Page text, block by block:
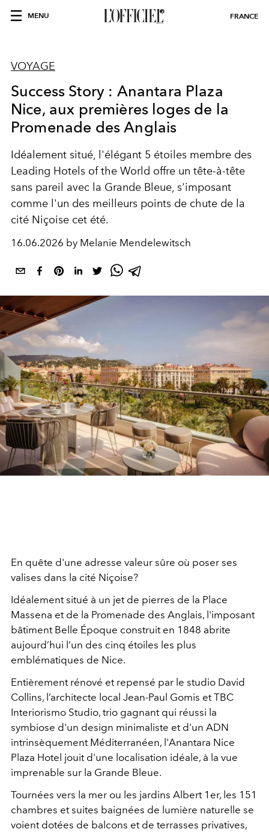
MENU FRANCE
VOYAGE
Success Story : Anantara Plaza
Nice, aux premières loges de la
Promenade des Anglais
Idéalement situé, l'élégant 5 étoiles membre des
Leading Hotels of the World offre un tête-à-tête
sans pareil avec la Grande Bleue, s'imposant
comme l'un des meilleurs points de chute de la
cité Niçoise cet été.
16.06.2026 by Melanie Mendelewitsch
En quête d'une adresse valeur sûre où poser ses
valises dans la cité Niçoise?
Idéalement situé à un jet de pierres de la Place
Massena et de la Promenade des Anglais, l'imposant
bâtiment Belle Époque construit en 1848 abrite
aujourd’hui l’un des cinq étoiles les plus
emblématiques de Nice.
Entièrement rénové et repensé par le studio David
Collins, l’architecte local Jean-Paul Gomis et TBC
Interiorismo Studio, trio gagnant qui réussi la
symbiose d'un design minimaliste et d'un ADN
intrinsèquement Méditerranéen, l'Anantara Nice
Plaza Hotel jouit d'une localisation idéale, à la vue
imprenable sur la Grande Bleue.
Tournées vers la mer ou les jardins Albert 1er, les 151
chambres et suites baignées de lumière naturelle se
voient dotées de balcons et de terrasses privatives,